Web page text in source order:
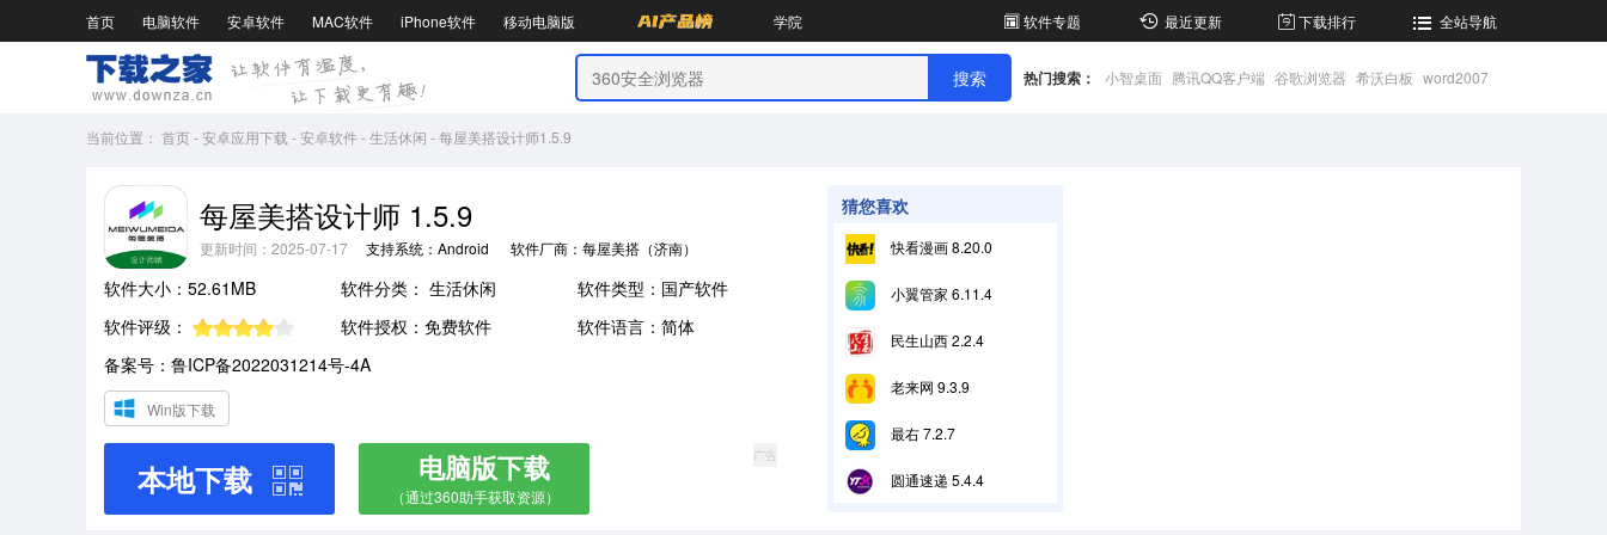
首页 电脑软件 安卓软件 MAC软件 iPhone软件 移动电脑版 学院 软件专题 最近更新 下载排行 全站导航
热门搜索： 小智桌面 腾讯QQ客户端 谷歌浏览器 希沃白板 word2007
当前位置： 首页-安卓应用下载 -安卓软件-生活休闲 -每屋美搭设计师1.5.9
每屋美搭设计师 1.5.9
更新时间：2025-07-17 支持系统：Android 软件厂商：每屋美搭（济南）供应链管理有限公司
软件大小：52.61MB 软件分类： 生活休闲
软件类型：国产软件
软件评级：
软件授权：免费软件
软件语言：简体
备案号：鲁ICP备2022031214号-4A
Win版下载
本地下载 电脑版下载
（通过360助手获取资源）
广告
猜您喜欢
快看漫画 8.20.0
小翼管家 6.11.4
民生山西 2.2.4
老来网 9.3.9
最右 7.2.7
圆通速递 5.4.4